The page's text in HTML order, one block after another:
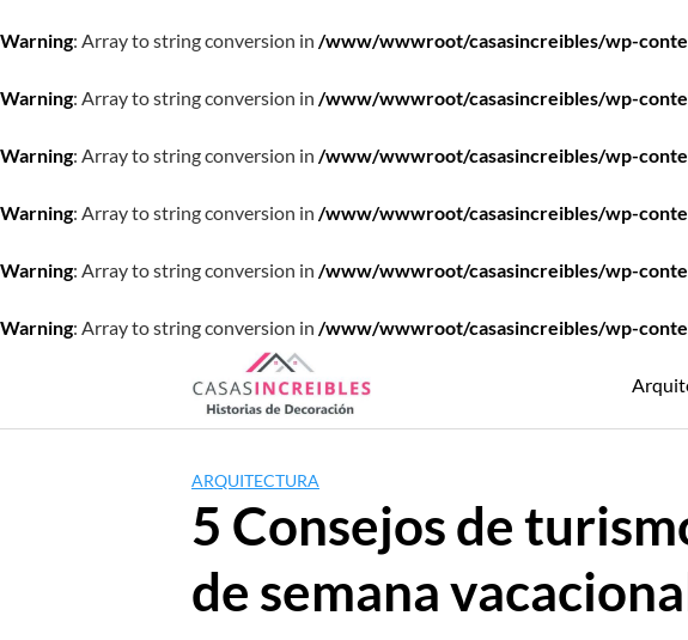
Warning: Array to string conversion in /www/wwwroot/casasincreibles/wp-
Warning: Array to string conversion in /www/wwwroot/casasincreibles/wp-
Warning: Array to string conversion in /www/wwwroot/casasincreibles/wp-
Warning: Array to string conversion in /www/wwwroot/casasincreibles/wp-
Warning: Array to string conversion in /www/wwwroot/casasincreibles/wp-
Warning: Array to string conversion in /www/wwwroot/casasincreibles/wp-
ARQUITECTURA
5 Consejos de
de semana